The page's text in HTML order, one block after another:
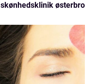
skønhedsklinik østerbro